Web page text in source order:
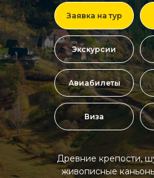
Древние крепости,
живописные
Авиабилеты
Заявка на тур
Экскурсии
Виза